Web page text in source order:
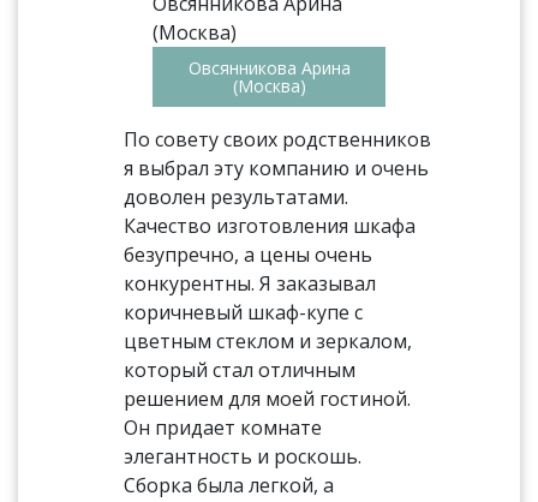
Овсянникова Арина
(Москва)
По совету своих родственников
я выбрал эту компанию и очень
доволен результатами.
Качество изготовления шкафа
безупречно, а цены очень
конкурентны. Я заказывал
коричневый шкаф-купе с
цветным стеклом и зеркалом,
который стал отличным
решением для моей гостиной.
Он придает комнате
элегантность и роскошь.
Сборка была легкой, а